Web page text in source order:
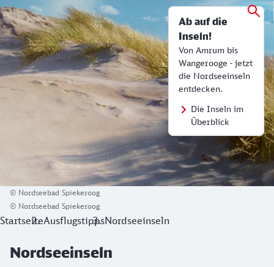
Ab auf die
Inseln!
Von Amrum bis
Wangerooge - jetzt
die Nordseeinseln
entdecken.
Die Inseln im
Überblick
© Nordseebad Spiekeroog
© Nordseebad Spiekeroog
StartseiteAusflugstippsNordseeinseln
Nordseeinseln